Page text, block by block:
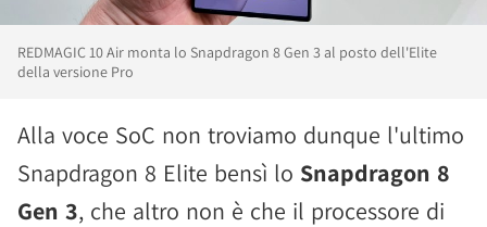
REDMAGIC 10 Air monta lo Snapdragon 8 Gen 3 al posto dell'Elite
della versione Pro
Alla voce SoC non troviamo dunque l'ultimo
Snapdragon 8 Elite bensì lo Snapdragon 8
Gen 3, che altro non è che il processore di